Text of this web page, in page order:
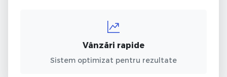
Vânzări rapide
Sistem optimizat pentru rezultate